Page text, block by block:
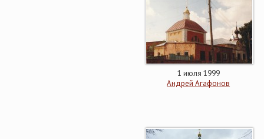
1 июля 1999
Андрей Агафонов